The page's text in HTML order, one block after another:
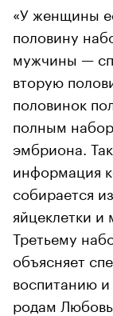
«У женщины
половину
мужчины —
вторую
половинок
полным
эмбриона.
информация
собирается
яйцеклетки и
Третьему
объясняет
воспитанию и
родам